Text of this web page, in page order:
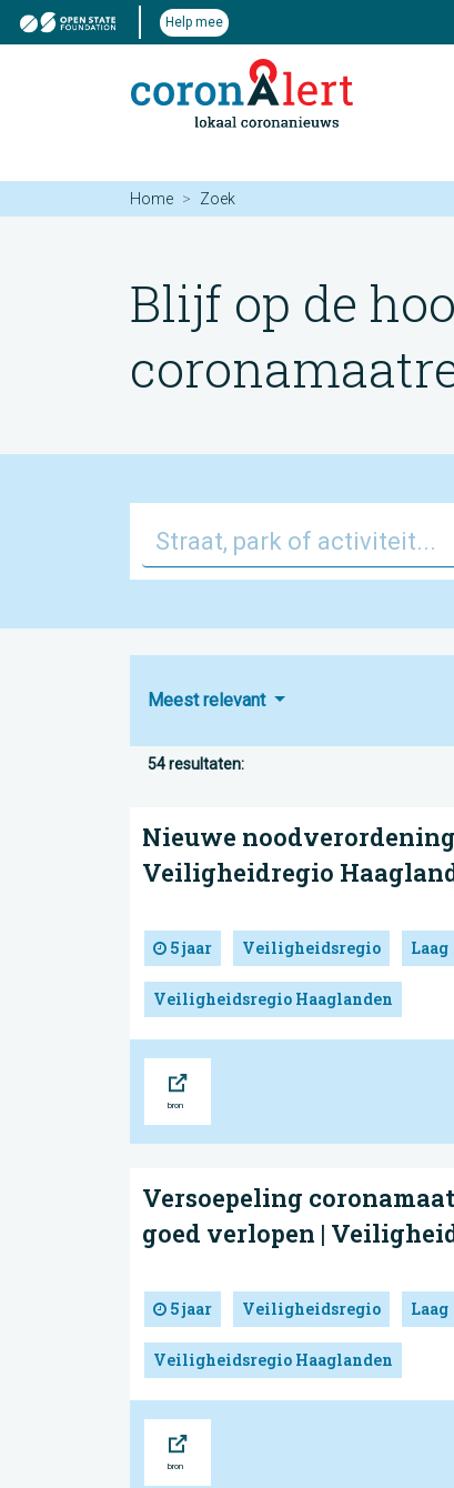
Help mee
Home Zoek
Blijf op de
Meest relevant
54 resultaten:
Nieuwe noodverordening
Veiligheidregio
5 jaar Veiligheidsregio Laag
Veiligheidsregio Haaglanden
Versoepeling
goed verlopen |
5 jaar Veiligheidsregio Laag
Veiligheidsregio Haaglanden